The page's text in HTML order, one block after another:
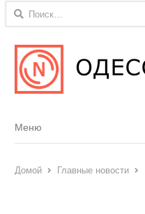
Найти:
Menu
Меню
Домой Главные новости